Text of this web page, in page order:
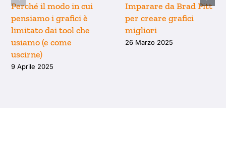
Perché il modo in cui
pensiamo i grafici è
limitato dai tool che
usiamo (e come
uscirne)
9 Aprile 2025
Imparare da Brad Pitt
per creare grafici
migliori
26 Marzo 2025